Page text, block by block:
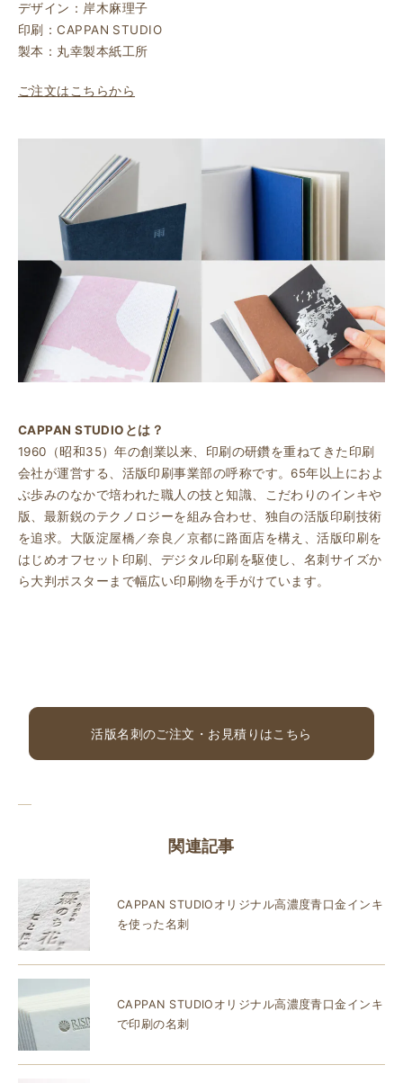
デザイン：岸木麻理子
印刷：CAPPAN STUDIO
製本：丸幸製本紙工所
ご注文はこちらから
CAPPAN STUDIOとは？
1960（昭和35）年の創業以来、印刷の研鑽を重ねてきた印刷
会社が運営する、活版印刷事業部の呼称です。65年以上におよ
ぶ歩みのなかで培われた職人の技と知識、こだわりのインキや
版、最新鋭のテクノロジーを組み合わせ、独自の活版印刷技術
を追求。大阪淀屋橋／奈良／京都に路面店を構え、活版印刷を
はじめオフセット印刷、デジタル印刷を駆使し、名刺サイズか
ら大判ポスターまで幅広い印刷物を手がけています。
活版名刺のご注文・お見積りはこちら
関連記事
CAPPAN STUDIOオリジナル高濃度青口金インキ
を使った名刺
CAPPAN STUDIOオリジナル高濃度青口金インキ
で印刷の名刺